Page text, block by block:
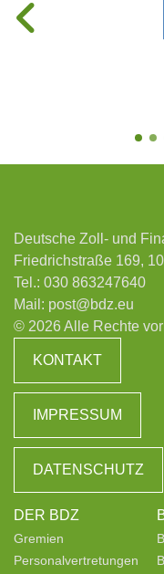
Deutsche Zoll- und
Friedrichstraße 169,
Tel.: 030 863247640
Mail: post@bdz.eu
© 2026 Alle Rechte
KONTAKT
IMPRESSUM
DATENSCHUTZ
DER BDZ
Gremien
Personalvertretungen